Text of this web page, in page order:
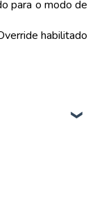
para o modo de
habilitado